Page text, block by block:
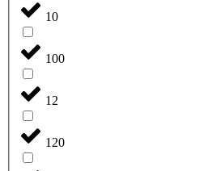
10
100
12
120